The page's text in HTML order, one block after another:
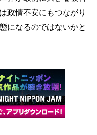
政情不安にもつながり
になるのではないかと